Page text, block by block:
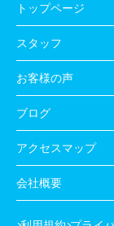
トップページ
スタッフ
お客様の声
ブログ
アクセスマップ
会社概要